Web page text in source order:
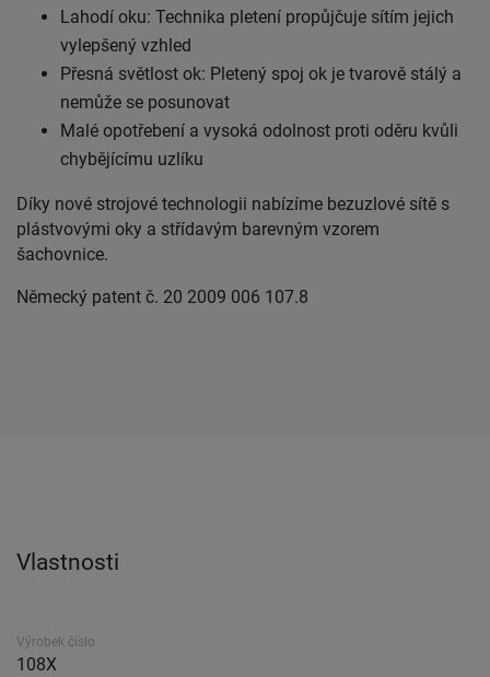
Lahodí oku: Technika pletení propůjčuje sítím jejich
vylepšený vzhled
Přesná světlost ok: Pletený spoj ok je tvarově stálý a
nemůže se posunovat
Malé opotřebení a vysoká odolnost proti oděru kvůli
chybějícímu uzlíku
Díky nové strojové technologii nabízíme bezuzlové sítě s
plástvovými oky a střídavým barevným vzorem
šachovnice.
Německý patent č. 20 2009 006 107.8
Vlastnosti
Výrobek číslo
108X